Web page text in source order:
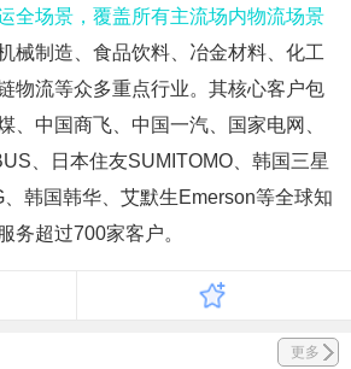
全场景，覆盖所有主流场内物流场景
械制造、食品饮料、冶金材料、化工
物流等众多重点行业。其核心客户包
、中国商飞、中国一汽、国家电网、
、日本住友SUMITOMO、韩国三星
韩国韩华、艾默生Emerson等全球知
务超过700家客户。
更多